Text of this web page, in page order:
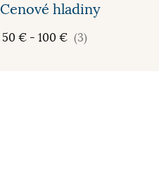
Cenové hladiny
50 € - 100 € (3)